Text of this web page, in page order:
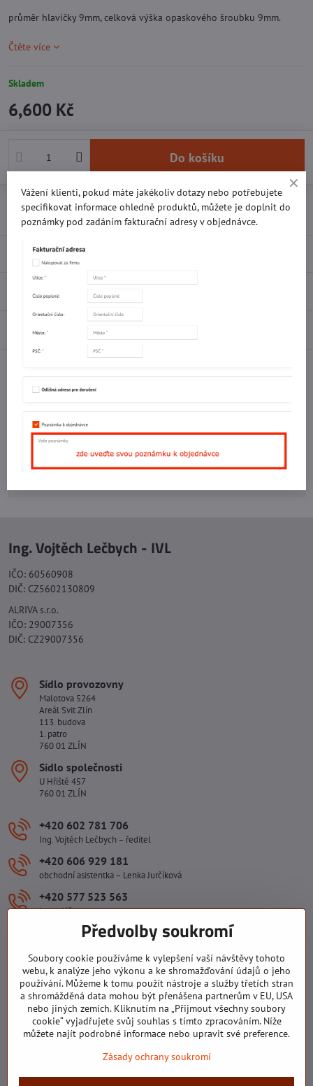
průměr hlavičky 9mm, celková výška opaskového šroubku 9mm.
Čtěte více
Skladem
6,600 Kč
Do košíku
Přidat k Oblíbeným Doručení
Popis
Recenze
Diskuse
Kontaktujte nás:
Ing. Vojtěch Lečbych - IVL
IČO: 60560908
DIČ: CZ5602130809
ALRIVA s.r.o.
IČO: 29007356
DIČ: CZ29007356
Sídlo provozovny
Malotova 5264
Areál Svit Zlín
113. budova
1. patro
760 01 ZLÍN
Sídlo společnosti
U Hřiště 457
760 01 ZLÍN
+420 602 781 706
Ing. Vojtěch Lečbych – ředitel
+420 606 929 181
obchodní asistentka – Lenka Jurčíková
+420 577 523 563
kancelář
ivlecbych​@seznam​.cz
Důležité odkazy
Všechny texty, obrázky a fotografie jsou majetkem společnosti Ing.
Vojtěch Lečbych - IVL. Kopírovat obsah těchto stránek můžete jen se
Předvolby soukromí
Soubory cookie používáme k vylepšení vaší návštěvy tohoto
webu, k analýze jeho výkonu a ke shromažďování údajů o jeho
používání. Můžeme k tomu použít nástroje a služby třetích stran
a shromážděná data mohou být přenášena partnerům v EU, USA
nebo jiných zemích. Kliknutím na „Přijmout všechny soubory
cookie“ vyjadřujete svůj souhlas s tímto zpracováním. Níže
můžete najít podrobné informace nebo upravit své preference.
Zásady ochrany soukromí
Vážení klienti, pokud máte jakékoliv dotazy nebo potřebujete
specifikovat informace ohledně produktů, můžete je doplnit do
poznámky pod zadáním fakturační adresy v objednávce.